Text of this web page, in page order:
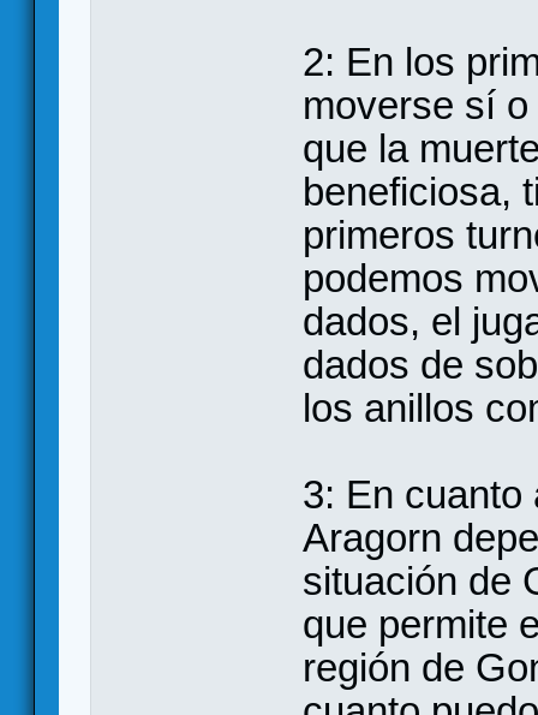
2: En los
moverse sí
que la
beneficiosa,
primeros
podemos
dados, el
dados de
los anillos
3: En cuanto
Aragorn
situación de
que permite
región de